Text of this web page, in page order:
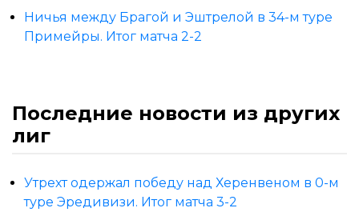
Ничья между Брагой и Эштрелой в 34-м туре
Примейры. Итог матча 2-2
Последние новости из других
лиг
Утрехт одержал победу над Херенвеном в 0-м
туре Эредивизи. Итог матча 3-2